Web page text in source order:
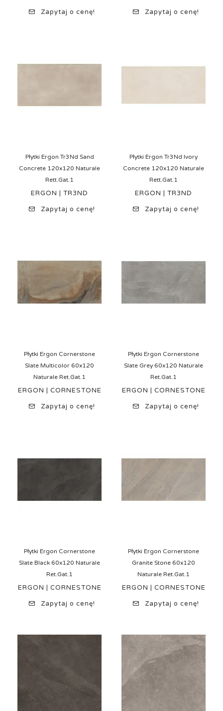
Zapytaj o cenę! Zapytaj o cenę!
Płytki Ergon Tr3Nd Sand
Concrete 120x120 Naturale
Rett.Gat.1
ERGON | TR3ND
Zapytaj o cenę!
Płytki Ergon Tr3Nd Ivory
Concrete 120x120 Naturale
Rett.Gat.1
ERGON | TR3ND
Zapytaj o cenę!
Płytki Ergon Cornerstone
Slate Multicolor 60x120
Naturale Ret.Gat.1
ERGON | CORNESTONE
Zapytaj o cenę!
Płytki Ergon Cornerstone
Slate Grey 60x120 Naturale
Ret.Gat.1
ERGON | CORNESTONE
Zapytaj o cenę!
Płytki Ergon Cornerstone
Slate Black 60x120 Naturale
Ret.Gat.1
ERGON | CORNESTONE
Zapytaj o cenę!
Płytki Ergon Cornerstone
Granite Stone 60x120
Naturale Ret.Gat.1
ERGON | CORNESTONE
Zapytaj o cenę!